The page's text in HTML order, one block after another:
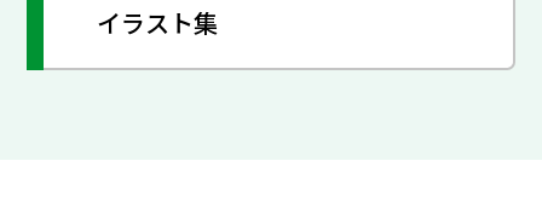
イラスト集